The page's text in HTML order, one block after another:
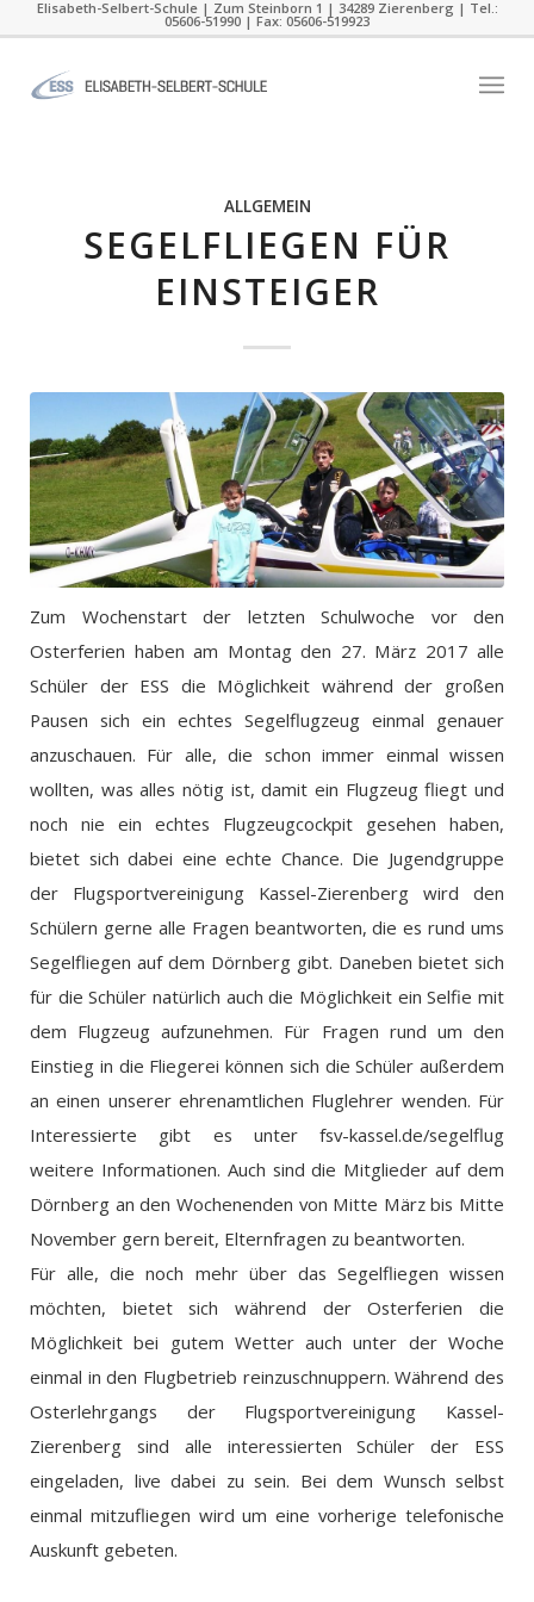
Elisabeth-Selbert-Schule | Zum Steinborn 1 | 34289 Zierenberg | Tel.:
05606-51990 | Fax: 05606-519923
ALLGEMEIN
SEGELFLIEGEN FÜR
EINSTEIGER
Zum Wochenstart der letzten Schulwoche vor den
Osterferien haben am Montag den 27. März 2017 alle
Schüler der ESS die Möglichkeit während der großen
Pausen sich ein echtes Segelflugzeug einmal genauer
anzuschauen. Für alle, die schon immer einmal wissen
wollten, was alles nötig ist, damit ein Flugzeug fliegt und
noch nie ein echtes Flugzeugcockpit gesehen haben,
bietet sich dabei eine echte Chance. Die Jugendgruppe
der Flugsportvereinigung Kassel-Zierenberg wird den
Schülern gerne alle Fragen beantworten, die es rund ums
Segelfliegen auf dem Dörnberg gibt. Daneben bietet sich
für die Schüler natürlich auch die Möglichkeit ein Selfie mit
dem Flugzeug aufzunehmen. Für Fragen rund um den
Einstieg in die Fliegerei können sich die Schüler außerdem
an einen unserer ehrenamtlichen Fluglehrer wenden. Für
Interessierte gibt es unter fsv-kassel.de/segelflug
weitere Informationen. Auch sind die Mitglieder auf dem
Dörnberg an den Wochenenden von Mitte März bis Mitte
November gern bereit, Elternfragen zu beantworten.
Für alle, die noch mehr über das Segelfliegen wissen
möchten, bietet sich während der Osterferien die
Möglichkeit bei gutem Wetter auch unter der Woche
einmal in den Flugbetrieb reinzuschnuppern. Während des
Osterlehrgangs der Flugsportvereinigung Kassel-
Zierenberg sind alle interessierten Schüler der ESS
eingeladen, live dabei zu sein. Bei dem Wunsch selbst
einmal mitzufliegen wird um eine vorherige telefonische
Auskunft gebeten.